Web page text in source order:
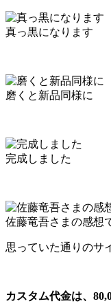
真っ黒になります
磨くと新品同様に
完成しました
佐藤竜吾さまの感想
思っていた通りのサ
カスタム代金は、